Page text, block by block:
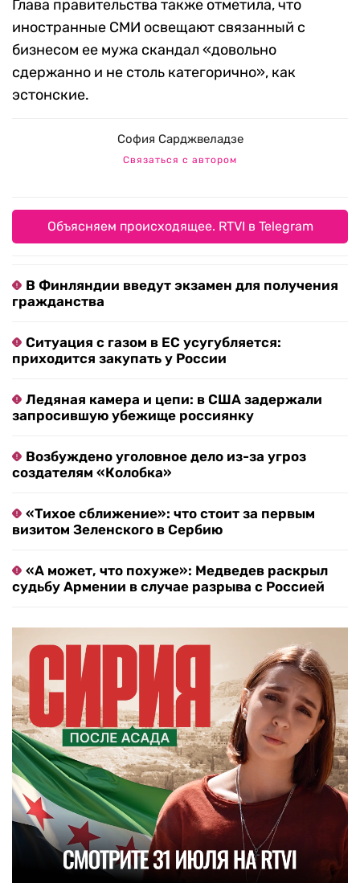
Глава правительства также отметила, что
иностранные СМИ освещают связанный с
бизнесом ее мужа скандал «довольно
сдержанно и не столь категорично», как
эстонские.
София Сарджвеладзе
Связаться с автором
Объясняем происходящее. RTVI в Telegram
В Финляндии введут экзамен для получения
гражданства
Ситуация с газом в ЕС усугубляется:
приходится закупать у России
Ледяная камера и цепи: в США задержали
запросившую убежище россиянку
Возбуждено уголовное дело из-за угроз
создателям «Колобка»
«Тихое сближение»: что стоит за первым
визитом Зеленского в Сербию
«А может, что похуже»: Медведев раскрыл
судьбу Армении в случае разрыва с Россией